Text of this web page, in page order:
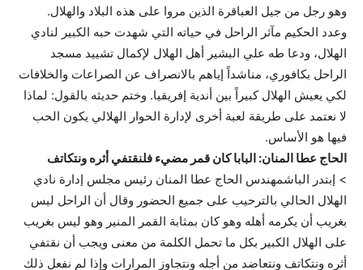
وهو رجل من جيل العباقرة الذين مروا على هذه البلاد والهلال.
وعدد الحكيم مآثر الراحل في حياته التي شهدت حبه الكبير لنادي
الهلال، ودعا طه علي البشير أهل الهلال لإكمال تشييد مسجد
الراحل بكافوري، مناشداً إياهم بالانصراف عن الصراعات والخلافات
لكي يعيش الهلال كبيراً بين أندية إفريقيا. وختم حديثه بالقول: لماذا
لا نعتمد على طريقة لعبة أخرى لإدارة الحوار الهلالي يكون الحب
فيها هو الأساس.
الحاج عطا المنان: البابا كان قمر مضيء فلنقتفي أثره ونتكاتف
> إبتدر الباشمهندس الحاج عطا المنان رئيس مجلس إدارة نادي
الهلال الحالي بالترحيب على جميع الحضور وقال أن الراحل ليس
بغريب أن يكرمه أهله وهو كان بمثابة القمر المنير وهو ليس بغريب
على الهلال الكبير بكل ما تحمل الكلمة من معنى ويجب أن نقتفي
أثره ونتكاتف ونتعاضد من أجله ونتجاوز المرارات وإذا لم نفعل ذلك